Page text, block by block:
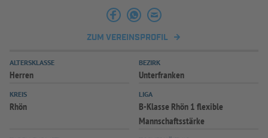
INFOTHEK SPIELPLUS
ZUM VEREINSPROFIL
ALTERSKLASSE
Herren
BEZIRK
Unterfranken
KREIS
Rhön
LIGA
B-Klasse Rhön 1 flexible
Mannschaftsstärke